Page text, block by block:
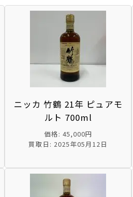
ニッカ 竹鶴 21年 ピュアモ
ルト 700ml
価格: 45,000円
買取日: 2025年05月12日